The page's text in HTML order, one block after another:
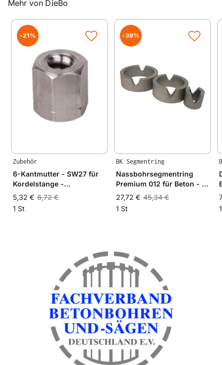
Mehr von DieBo
-21%
Zubehör
6-Kantmutter - SW27 für
Kordelstange -
Rundgewinde
5,32 € 6,72 €
1 St
-39%
BK Segmentring
Nassbohrsegmentring
Premium 012 für Beton - Ø
28mm - 28/23mm
27,72 € 45,34 €
1 St